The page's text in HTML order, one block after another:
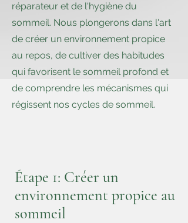
réparateur et de l'hygiène du
sommeil. Nous plongerons dans l'art
de créer un environnement propice
au repos, de cultiver des habitudes
qui favorisent le sommeil profond et
de comprendre les mécanismes qui
régissent nos cycles de sommeil.
Étape 1: Créer un
environnement propice au
sommeil